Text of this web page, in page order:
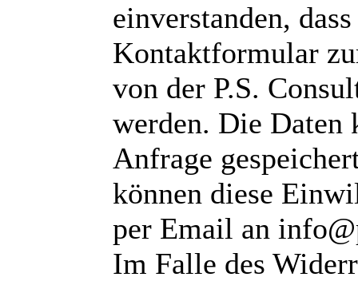
einverstanden,
Kontaktformular
von der P.S.
werden. Die Daten
Anfrage
können diese
per Email an
Im Falle des